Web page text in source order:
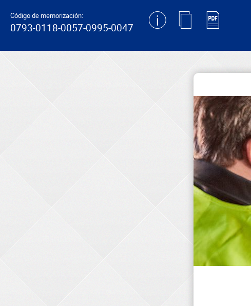
Código de memorización:
0793-0118-0057-0995-0047